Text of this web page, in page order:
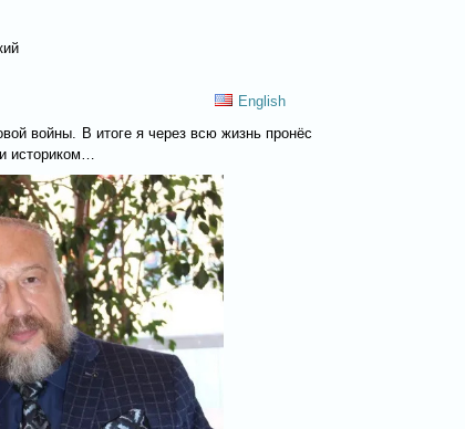
English
войны. В итоге я через всю жизнь пронёс
историком…